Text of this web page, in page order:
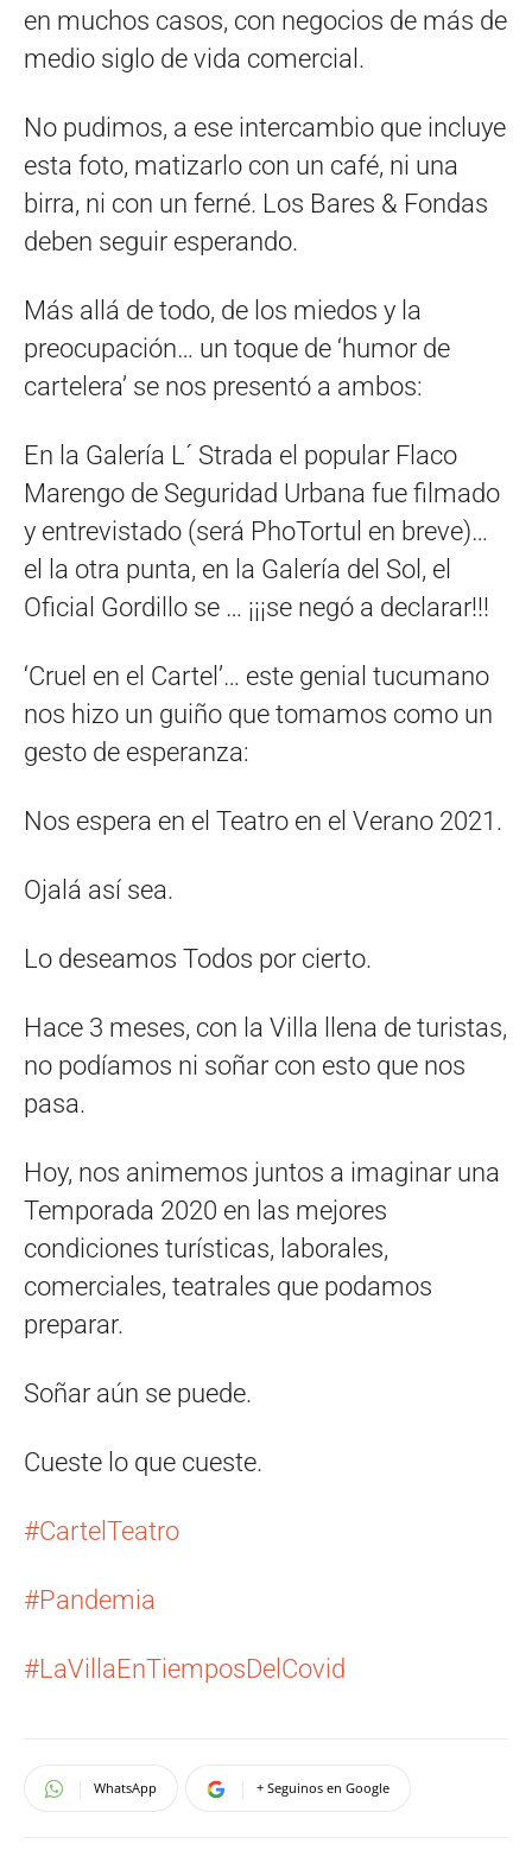
en muchos casos, con negocios de más de
medio siglo de vida comercial.
No pudimos, a ese intercambio que incluye
esta foto, matizarlo con un café, ni una
birra, ni con un ferné. Los Bares & Fondas
deben seguir esperando.
Más allá de todo, de los miedos y la
preocupación… un toque de ‘humor de
cartelera’ se nos presentó a ambos:
En la Galería L´ Strada el popular Flaco
Marengo de Seguridad Urbana fue filmado
y entrevistado (será PhoTortul en breve)…
el la otra punta, en la Galería del Sol, el
Oficial Gordillo se … ¡¡¡se negó a declarar!!!
‘Cruel en el Cartel’… este genial tucumano
nos hizo un guiño que tomamos como un
gesto de esperanza:
Nos espera en el Teatro en el Verano 2021.
Ojalá así sea.
Lo deseamos Todos por cierto.
Hace 3 meses, con la Villa llena de turistas,
no podíamos ni soñar con esto que nos
pasa.
Hoy, nos animemos juntos a imaginar una
Temporada 2020 en las mejores
condiciones turísticas, laborales,
comerciales, teatrales que podamos
preparar.
Soñar aún se puede.
Cueste lo que cueste.
#CartelTeatro
#Pandemia
#LaVillaEnTiemposDelCovid
WhatsApp + Seguinos en Google